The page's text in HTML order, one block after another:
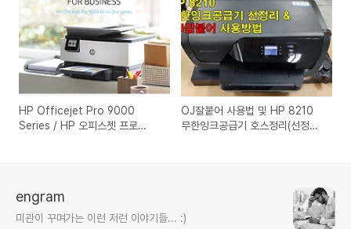
HP Officejet Pro 9000
Series / HP 오피스젯 프로
OJ잘붙어 사용법 및 HP 8210
무한잉크공급기 호스정리(선정리)
engram
미관이 꾸며가는 이런 저런 이야기들... :)